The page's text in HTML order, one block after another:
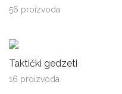
56 proizvoda
Taktički gedzeti
16 proizvoda